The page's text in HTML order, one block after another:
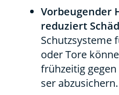
Vor­beu­gen­der
redu­ziert
Schutz­sys­te­me
oder Tore
früh­zei­tig
ser abzu­si­chern.